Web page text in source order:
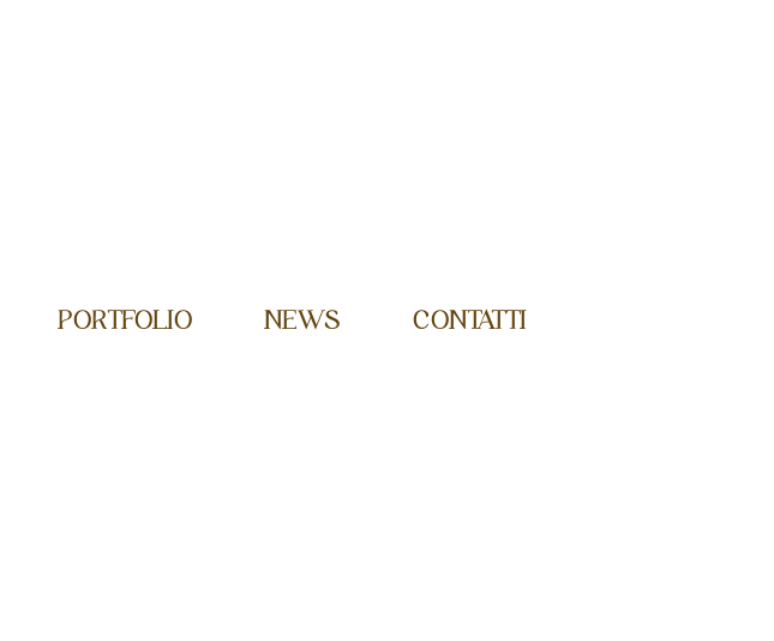
PORTFOLIO NEWS CONTATTI